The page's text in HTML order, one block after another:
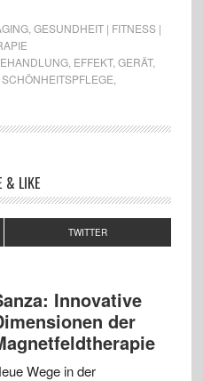
, GESUNDHEIT | FITNESS |
, EFFEKT, GERÄT,
SCHÖNHEITSPFLEGE
& LIKE
TWITTER
Innovative
der
Wege in der